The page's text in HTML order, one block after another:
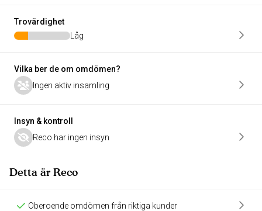
Trovärdighet
Låg
Vilka ber de om omdömen?
Ingen aktiv insamling
Insyn & kontroll
Reco har ingen insyn
Detta är Reco
Oberoende omdömen från riktiga kunder